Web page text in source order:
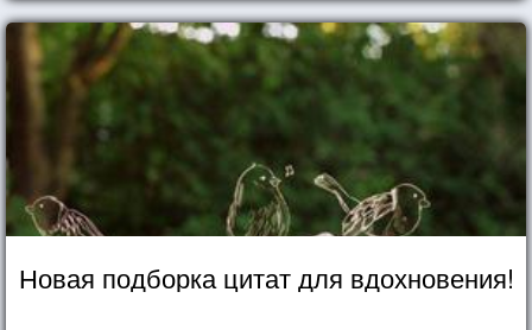
Новая подборка цитат для вдохновения!